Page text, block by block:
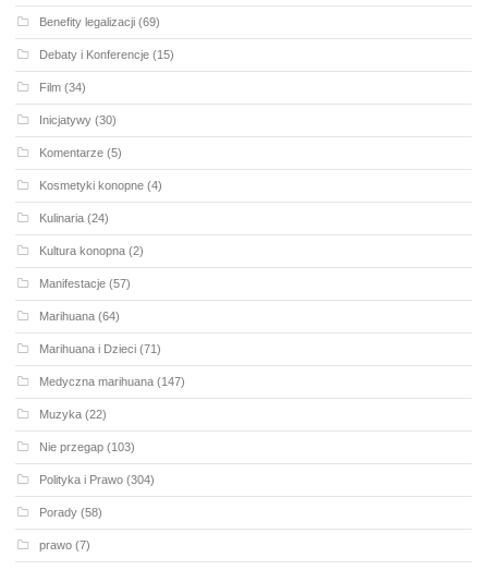
Benefity legalizacji (69)
Debaty i Konferencje (15)
Film (34)
Inicjatywy (30)
Komentarze (5)
Kosmetyki konopne (4)
Kulinaria (24)
Kultura konopna (2)
Manifestacje (57)
Marihuana (64)
Marihuana i Dzieci (71)
Medyczna marihuana (147)
Muzyka (22)
Nie przegap (103)
Polityka i Prawo (304)
Porady (58)
prawo (7)